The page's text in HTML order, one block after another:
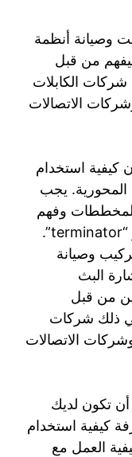
وصيانة أنظمة
من قبل
الكابلات
الاتصالات
كيفية استخدام
المحورية. يجب
المخططات وفهم
معنى مصطلحات مثل “feeder” أو “terminator”.
وصيانة
البث
من قبل
ذلك شركات
الاتصالات
تكون لديك
كيفية استخدام
العمل مع